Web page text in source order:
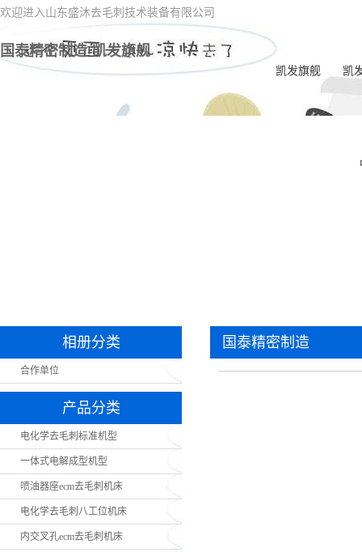
欢迎进入山东盛沐去毛刺技术装备有限公司
国泰精密制造-凯发旗舰
凯发旗舰 凯
一
相册分类
合作单位
产品分类
电化学去毛刺标准机型
一体式电解成型机型
喷油器座ecm去毛刺机床
电化学去毛刺八工位机床
内交叉孔ecm去毛刺机床
国泰精密制造